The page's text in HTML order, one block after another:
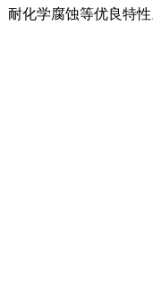
化学腐蚀等优良特